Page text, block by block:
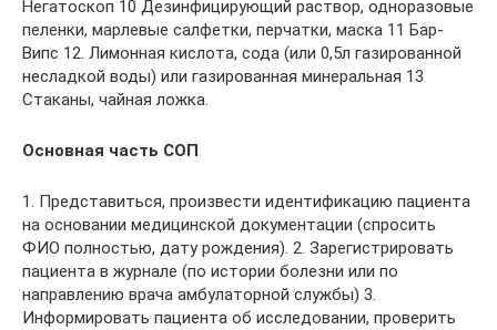
Негатоскоп 10 Дезинфицирующий раствор, одноразовые
пеленки, марлевые салфетки, перчатки, маска 11 Бар-
Випс 12. Лимонная кислота, сода (или 0,5л газированной
несладкой воды) или газированная минеральная 13
Стаканы, чайная ложка.
Основная часть СОП
1. Представиться, произвести идентификацию пациента
на основании медицинской документации (спросить
ФИО полностью, дату рождения). 2. Зарегистрировать
пациента в журнале (по истории болезни или по
направлению врача амбулаторной службы) 3.
Информировать пациента об исследовании, проверить